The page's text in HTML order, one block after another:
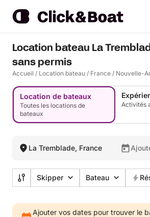
Location bateau La
sans permis
Accueil / Location bateau / France / Nouvelle-
Location de bateaux
Toutes les locations de
bateaux
Activités
La Tremblade, France
Skipper Bateau
Ajouter vos dates pour trouver le